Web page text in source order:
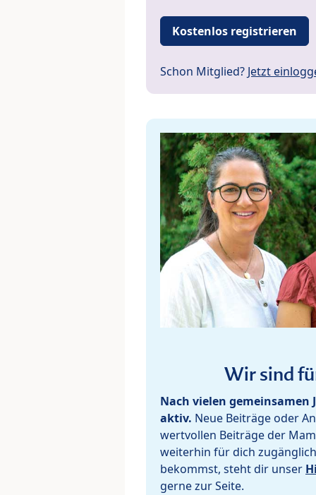
Kostenlos registrieren
Schon Mitglied? Jetzt
Wir sind
Nach vielen
aktiv. Neue Beiträge oder
wertvollen Beiträge der
weiterhin für dich
bekommst, steht dir unser
gerne zur Seite.